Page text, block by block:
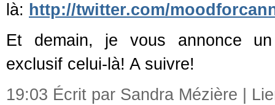
là: http://twitter.com/
Et demain, je vous annonce un
exclusif celui-là! A suivre!
19:03 Écrit par Sandra Mézière |